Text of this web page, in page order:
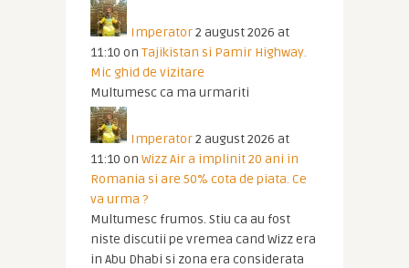
Imperator2 august 2026 at
11:10 on Tajikistan si Pamir Highway.
Mic ghid de vizitare
Multumesc ca ma urmariti
Imperator2 august 2026 at
11:10 on Wizz Air a implinit 20 ani in
Romania si are 50% cota de piata. Ce
va urma ?
Multumesc frumos. Stiu ca au fost
niste discutii pe vremea cand Wizz era
in Abu Dhabi si zona era considerata